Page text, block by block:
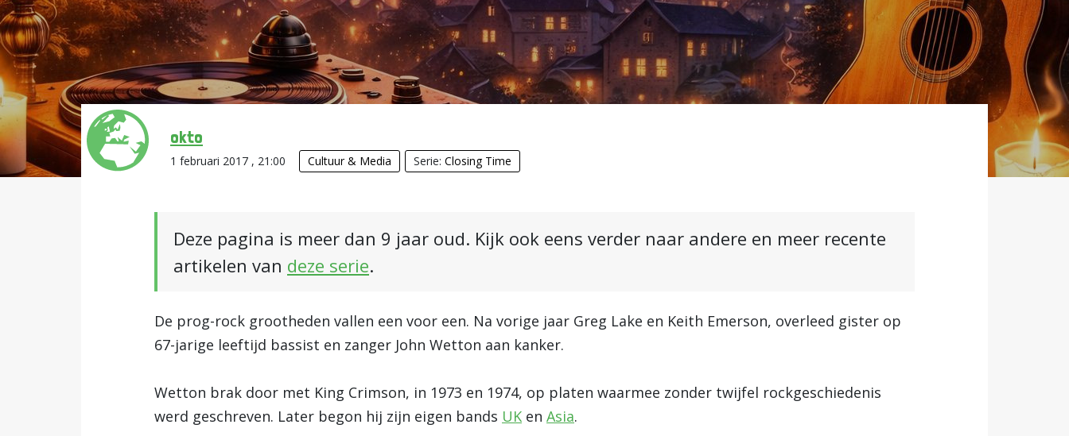
okto
1 februari 2017 , 21:00 Cultuur & Media Serie: Closing Time
Deze pagina is meer dan 9 jaar oud. Kijk ook eens verder naar andere en meer recente
artikelen van deze serie.
De prog-rock grootheden vallen een voor een. Na vorige jaar Greg Lake en Keith Emerson, overleed gister op
67-jarige leeftijd bassist en zanger John Wetton aan kanker.
Wetton brak door met King Crimson, in 1973 en 1974, op platen waarmee zonder twijfel rockgeschiedenis
werd geschreven. Later begon hij zijn eigen bands UK en Asia.